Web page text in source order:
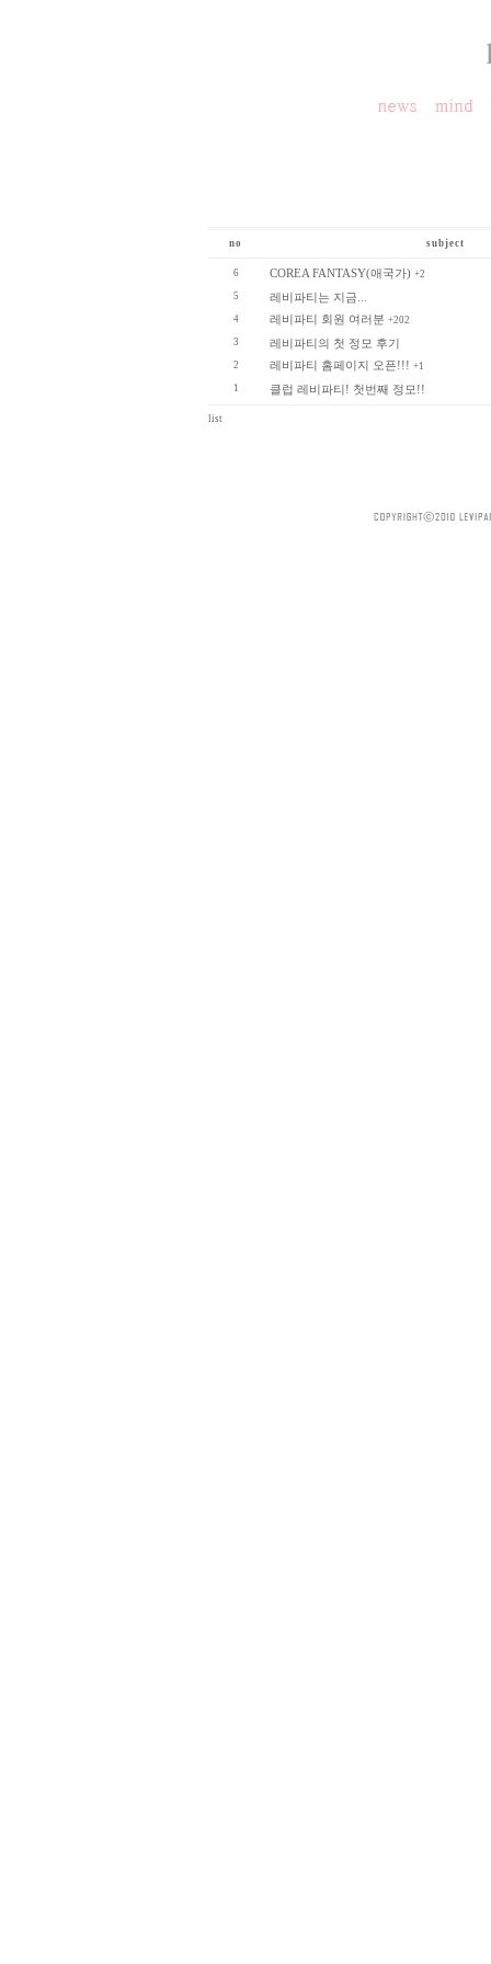
no subject
6 COREA FANTASY(애국가) +2
5
레비파티는 지금...
4 레비파티 회원 여러분 +202
3
레비파티의 첫 정모 후기
2 레비파티 홈페이지 오픈!!! +1
1
클럽 레비파티! 첫번째 정모!!
list